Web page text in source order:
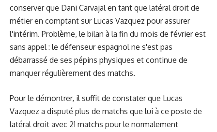
conserver que Dani Carvajal en tant que latéral droit de
métier en comptant sur Lucas Vazquez pour assurer
l'intérim. Problème, le bilan à la fin du mois de février est
sans appel : le défenseur espagnol ne s'est pas
débarrassé de ses pépins physiques et continue de
manquer régulièrement des matchs.
Pour le démontrer, il suffit de constater que Lucas
Vazquez a disputé plus de matchs que lui à ce poste de
latéral droit avec 21 matchs pour le normalement